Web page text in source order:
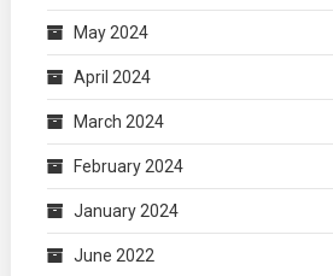
May 2024
April 2024
March 2024
February 2024
January 2024
June 2022